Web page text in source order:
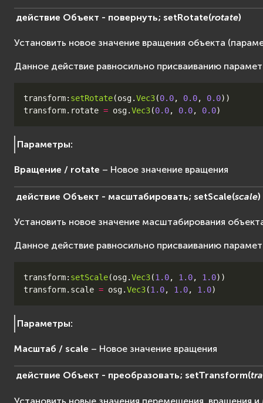
действие Объект - повернуть; setRotate(rotate)
Установить новое значение вращения объекта
Данное действие равносильно присваиванию
transform: setRotate(osg.Vec3(0.0, 0.0, 0.0))
transform. rotate = osg.Vec3(0.0, 0.0, 0.0)
Параметры:
Вращение / rotate – Новое значение вращения
действие Объект - масштабировать; setScale(scale)
Установить новое значение масштабирования
Данное действие равносильно присваиванию
transform: setScale(osg.Vec3(1.0, 1.0, 1.0))
transform. scale = osg.Vec3(1.0, 1.0, 1.0)
Параметры:
Масштаб / scale – Новое значение вращения
действие Объект - преобразовать; setTransform(
Установить новые значения перемещения, вращения